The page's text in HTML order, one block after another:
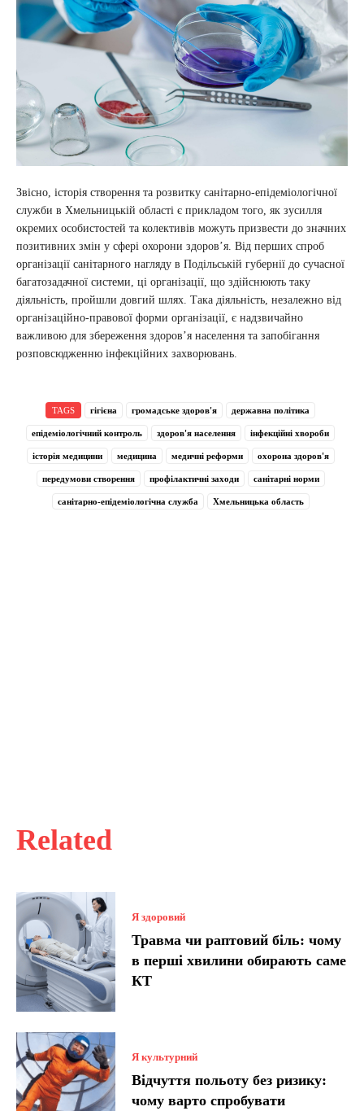
Related
Я здоровий
Травма чи раптовий біль: чому
в перші хвилини обирають саме
КТ
Я культурний
Відчуття польоту без ризику:
чому варто спробувати
Звісно, історія створення та розвитку санітарно-епідеміологічної
служби в Хмельницькій області є прикладом того, як зусилля
окремих особистостей та колективів можуть призвести до значних
позитивних змін у сфері охорони здоров’я. Від перших спроб
організації санітарного нагляду в Подільській губернії до сучасної
багатозадачної системи, ці організації, що здійснюють таку
діяльність, пройшли довгий шлях. Така діяльність, незалежно від
організаційно-правової форми організації, є надзвичайно
важливою для збереження здоров’я населення та запобігання
розповсюдженню інфекційних захворювань.
TAGS гігієна громадське здоров'я державна політика
епідеміологічний контроль здоров'я населення інфекційні хвороби
історія медицини медицина медичні реформи охорона здоров'я
передумови створення профілактичні заходи санітарні норми
санітарно-епідеміологічна служба Хмельницька область